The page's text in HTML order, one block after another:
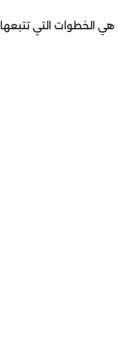
هي الخطوات التي